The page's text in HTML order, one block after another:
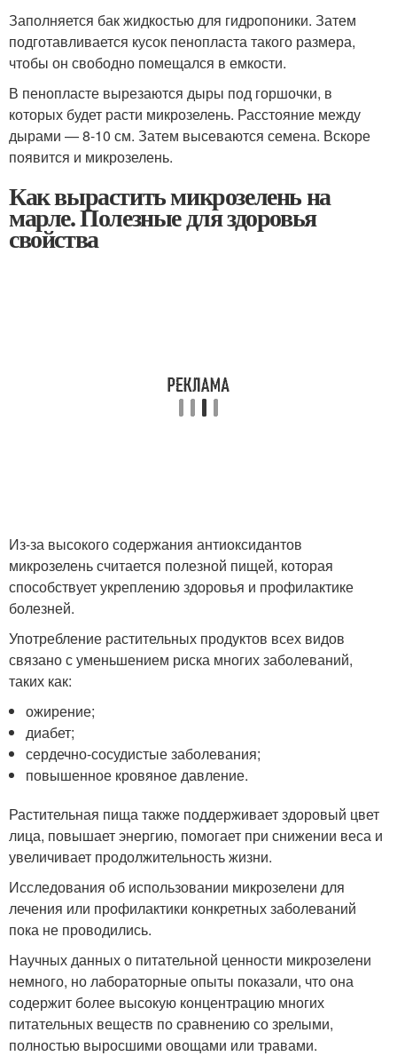
Заполняется бак жидкостью для гидропоники. Затем
подготавливается кусок пенопласта такого размера,
чтобы он свободно помещался в емкости.
В пенопласте вырезаются дыры под горшочки, в
которых будет расти микрозелень. Расстояние между
дырами — 8-10 см. Затем высеваются семена. Вскоре
появится и микрозелень.
Как вырастить микрозелень на
марле. Полезные для здоровья
свойства
Из-за высокого содержания антиоксидантов
микрозелень считается полезной пищей, которая
способствует укреплению здоровья и профилактике
болезней.
Употребление растительных продуктов всех видов
связано с уменьшением риска многих заболеваний,
таких как:
ожирение;
диабет;
сердечно-сосудистые заболевания;
повышенное кровяное давление.
Растительная пища также поддерживает здоровый цвет
лица, повышает энергию, помогает при снижении веса и
увеличивает продолжительность жизни.
Исследования об использовании микрозелени для
лечения или профилактики конкретных заболеваний
пока не проводились.
Научных данных о питательной ценности микрозелени
немного, но лабораторные опыты показали, что она
содержит более высокую концентрацию многих
питательных веществ по сравнению со зрелыми,
полностью выросшими овощами или травами.